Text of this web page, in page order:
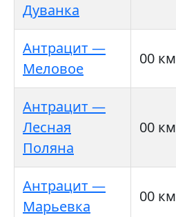
Дуванка
Антрацит —
Меловое
00 км
Антрацит —
Лесная
Поляна
00 км
Антрацит —
Марьевка
00 км